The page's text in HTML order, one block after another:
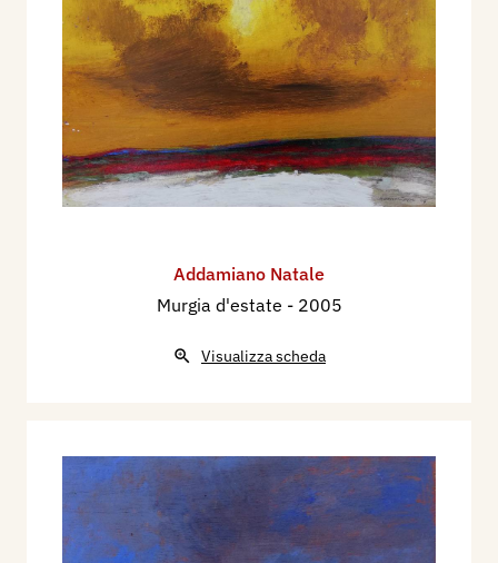
Addamiano Natale
Murgia d'estate - 2005
Visualizza scheda